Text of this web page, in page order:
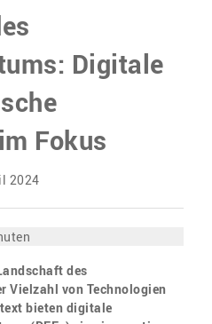
Digitale
Fokus
2024
des
Vielzahl von Technologien
bieten digitale